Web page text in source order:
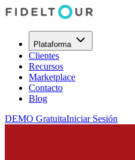
Plataforma
Clientes
Recursos
Marketplace
Contacto
Blog
DEMO GratuitaIniciar Sesión